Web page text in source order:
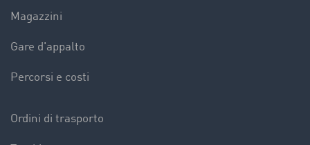
Magazzini
Gare d'appalto
Percorsi e costi
Ordini di trasporto